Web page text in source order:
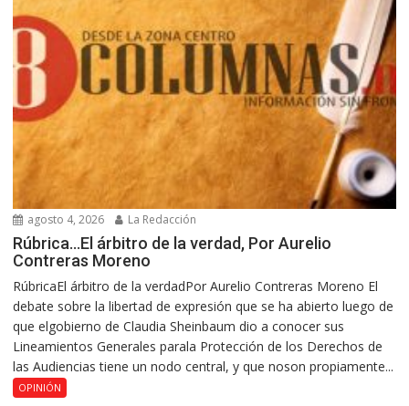
agosto 4, 2026 La Redacción
Rúbrica…El árbitro de la verdad, Por Aurelio
Contreras Moreno
RúbricaEl árbitro de la verdadPor Aurelio Contreras Moreno El
debate sobre la libertad de expresión que se ha abierto luego de
que elgobierno de Claudia Sheinbaum dio a conocer sus
Lineamientos Generales parala Protección de los Derechos de
las Audiencias tiene un nodo central, y que noson propiamente...
OPINIÓN